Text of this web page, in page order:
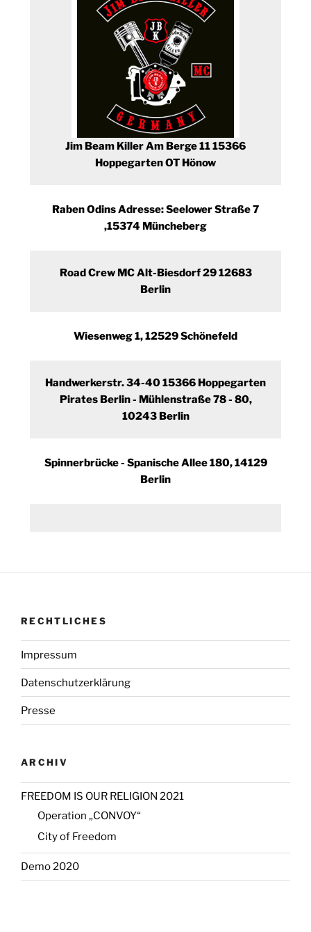
Jim Beam Killer Am Berge 11 15366
Hoppegarten OT Hönow
Raben Odins Adresse: Seelower Straße 7
,15374 Müncheberg
Road Crew MC Alt-Biesdorf 29 12683
Berlin
Wiesenweg 1, 12529 Schönefeld
Handwerkerstr. 34-40 15366 Hoppegarten
Pirates Berlin - Mühlenstraße 78 - 80,
10243 Berlin
Spinnerbrücke - Spanische Allee 180, 14129
Berlin
RECHTLICHES
Impressum
Datenschutzerklärung
Presse
ARCHIV
FREEDOM IS OUR RELIGION 2021
Operation „CONVOY“
City of Freedom
Demo 2020